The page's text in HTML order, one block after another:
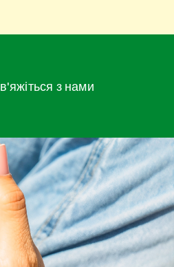
Зв'яжіться з нами